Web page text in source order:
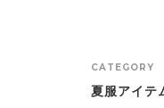
CATEGORY
夏服アイテ